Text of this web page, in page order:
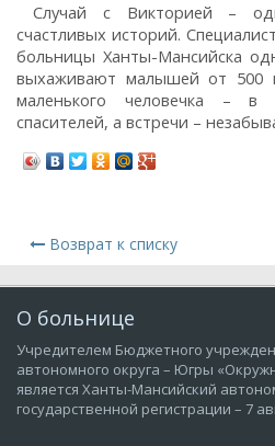
Случай с Викторией –
счастливых историй.
больницы Ханты-Мансийска
выхаживают малышей от 500
маленького человечка –
спасителей, а встречи –
Возврат к списку
О больнице
Учредителем Бюджетного
автономного округа – Югры
является Ханты-Мансийский
государственной регистрации – 7